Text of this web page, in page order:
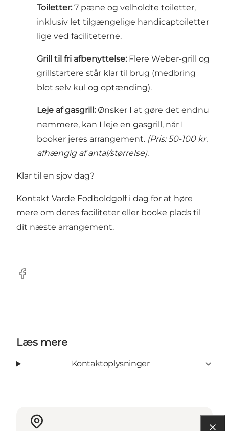
Toiletter: 7 pæne og velholdte toiletter,
inklusiv let tilgængelige handicaptoiletter
lige ved faciliteterne.
Grill til fri afbenyttelse: Flere Weber-grill og
grillstartere står klar til brug (medbring
blot selv kul og optænding).
Leje af gasgrill: Ønsker I at gøre det endnu
nemmere, kan I leje en gasgrill, når I
booker jeres arrangement. (Pris: 50-100 kr.
afhængig af antal/størrelse).
Klar til en sjov dag?
Kontakt Varde Fodboldgolf i dag for at høre
mere om deres faciliteter eller booke plads til
dit næste arrangement.
Facebook
Læs mere
Kontaktoplysninger